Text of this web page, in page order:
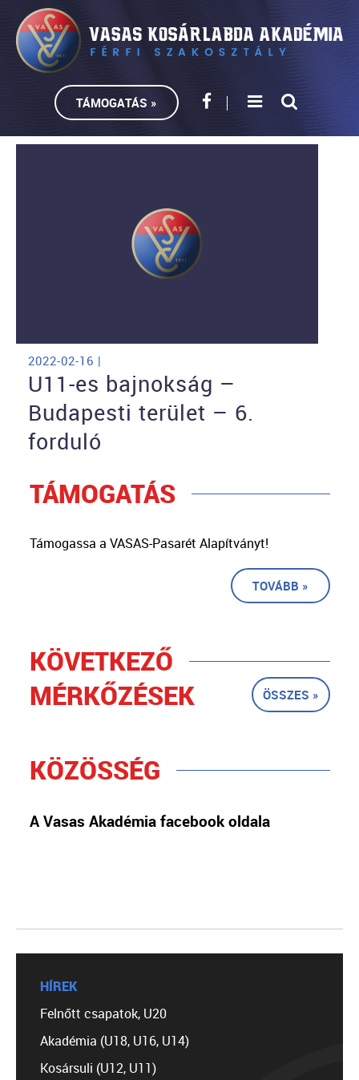
TÁMOGATÁS »
2022-02-16 |
U11-es bajnokság –
Budapesti terület – 6.
forduló
TÁMOGATÁS
Támogassa a VASAS-Pasarét Alapítványt!
TOVÁBB »
KÖVETKEZŐ
MÉRKŐZÉSEK
ÖSSZES »
KÖZÖSSÉG
A Vasas Akadémia facebook oldala
HÍREK
Felnőtt csapatok, U20
Akadémia (U18, U16, U14)
Kosársuli (U12, U11)